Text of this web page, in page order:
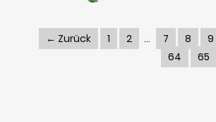
← Zurück 1 2 7 8 9
64
65